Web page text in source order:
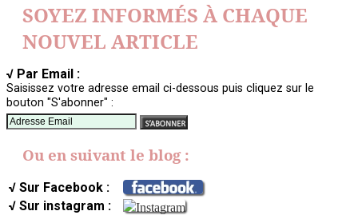
SOYEZ INFORMÉS À CHAQUE
NOUVEL ARTICLE
√ Par Email :
Saisissez votre adresse email ci-dessous puis cliquez sur le
bouton "S'abonner" :
Ou en suivant le blog :
√ Sur Facebook :
√ Sur instagram :